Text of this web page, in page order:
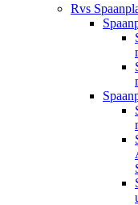
Rvs